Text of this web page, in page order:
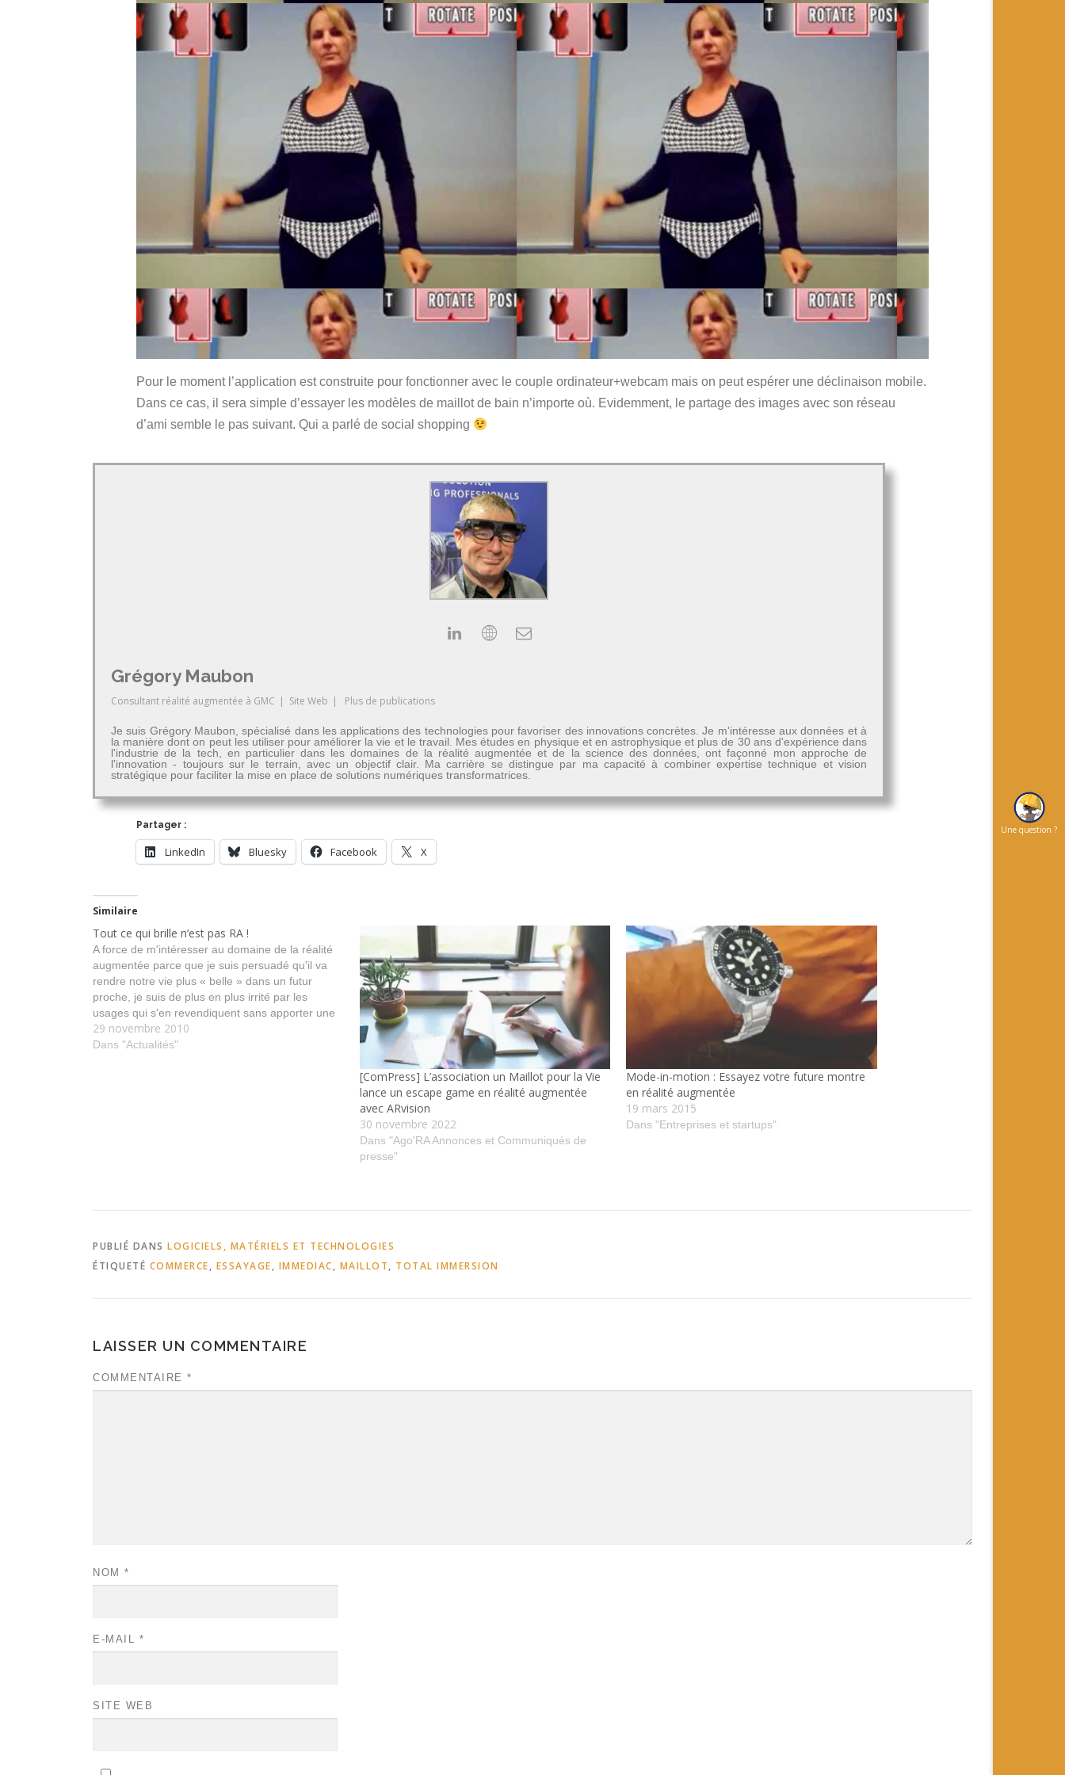
Pour le moment l’application est construite pour fonctionner avec le couple ordinateur+webcam mais on peut espérer une déclinaison mobile.
Dans ce cas, il sera simple d’essayer les modèles de maillot de bain n’importe où. Evidemment, le partage des images avec son réseau
d’ami semble le pas suivant. Qui a parlé de social shopping
Grégory Maubon
Consultant réalité augmentée à GMC | Site Web | Plus de publications
Je suis Grégory Maubon, spécialisé dans les applications des technologies pour favoriser des innovations concrètes. Je m'intéresse aux données et à
la manière dont on peut les utiliser pour améliorer la vie et le travail. Mes études en physique et en astrophysique et plus de 30 ans d'expérience dans
l'industrie de la tech, en particulier dans les domaines de la réalité augmentée et de la science des données, ont façonné mon approche de
l'innovation - toujours sur le terrain, avec un objectif clair. Ma carrière se distingue par ma capacité à combiner expertise technique et vision
stratégique pour faciliter la mise en place de solutions numériques transformatrices.
Partager :
LinkedIn Bluesky Facebook X
Similaire
Tout ce qui brille n’est pas RA !
A force de m'intéresser au domaine de la réalité
augmentée parce que je suis persuadé qu'il va
rendre notre vie plus « belle » dans un futur
proche, je suis de plus en plus irrité par les
usages qui s'en revendiquent sans apporter une
quelconque valeur ajoutée. Prenons l'exemple du
Magical Mirror…
29 novembre 2010
Dans "Actualités"
[ComPress] L’association un Maillot pour la Vie
lance un escape game en réalité augmentée
avec ARvision
30 novembre 2022
Dans "Ago'RA Annonces et Communiqués de
presse"
Mode-in-motion : Essayez votre future montre
en réalité augmentée
19 mars 2015
Dans "Entreprises et startups"
PUBLIÉ DANS LOGICIELS, MATÉRIELS ET TECHNOLOGIES
ÉTIQUETÉ COMMERCE, ESSAYAGE, IMMEDIAC, MAILLOT, TOTAL IMMERSION
LAISSER UN COMMENTAIRE
COMMENTAIRE *
NOM *
E-MAIL *
SITE WEB
Une question ?